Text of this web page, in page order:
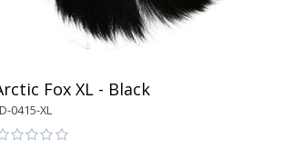
Fox XL - Black
0415-XL